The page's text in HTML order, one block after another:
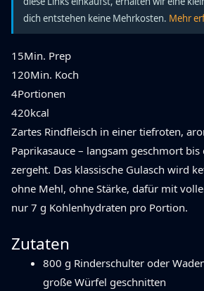
dich entstehen keine Mehrkosten. Mehr
15Min. Prep
120Min. Koch
4Portionen
420kcal
Zartes Rindfleisch in einer tiefroten,
Paprikasauce – langsam geschmort
zergeht. Das klassische Gulasch wird
ohne Mehl, ohne Stärke, dafür mit
nur 7 g Kohlenhydraten pro Portion.
Zutaten
800 g Rinderschulter oder
große Würfel geschnitten